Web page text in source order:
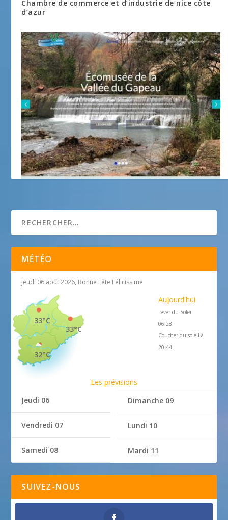
Chambre de commerce et d’industrie de nice côte
d’azur
MÉTÉO
Jeudi 06 août 2026, Bonne Fête Félicissime
33°C
33°C
32°C
Aujourd'hui
Lever du Soleil
06:28
Coucher du soleil à
20:44
Les prévisions
Jeudi 06
Vendredi 07
Samedi 08
Dimanche 09
Lundi 10
Mardi 11
SUIVEZ-NOUS